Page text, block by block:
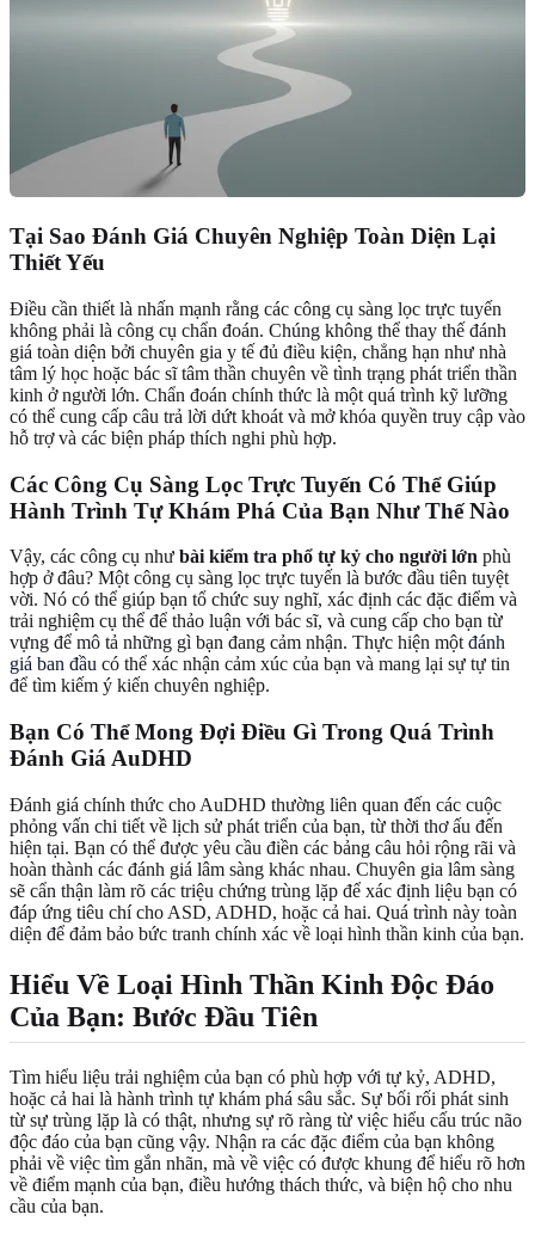
Tại Sao Đánh Giá Chuyên Nghiệp Toàn Diện Lại
Thiết Yếu
Điều cần thiết là nhấn mạnh rằng các công cụ sàng lọc trực tuyến
không phải là công cụ chẩn đoán. Chúng không thể thay thế đánh
giá toàn diện bởi chuyên gia y tế đủ điều kiện, chẳng hạn như nhà
tâm lý học hoặc bác sĩ tâm thần chuyên về tình trạng phát triển thần
kinh ở người lớn. Chẩn đoán chính thức là một quá trình kỹ lưỡng
có thể cung cấp câu trả lời dứt khoát và mở khóa quyền truy cập vào
hỗ trợ và các biện pháp thích nghi phù hợp.
Các Công Cụ Sàng Lọc Trực Tuyến Có Thể Giúp
Hành Trình Tự Khám Phá Của Bạn Như Thế Nào
Vậy, các công cụ như bài kiểm tra phổ tự kỷ cho người lớn phù
hợp ở đâu? Một công cụ sàng lọc trực tuyến là bước đầu tiên tuyệt
vời. Nó có thể giúp bạn tổ chức suy nghĩ, xác định các đặc điểm và
trải nghiệm cụ thể để thảo luận với bác sĩ, và cung cấp cho bạn từ
vựng để mô tả những gì bạn đang cảm nhận. Thực hiện mộtđánh
giá ban đầu có thể xác nhận cảm xúc của bạn và mang lại sự tự tin
để tìm kiếm ý kiến chuyên nghiệp.
Bạn Có Thể Mong Đợi Điều Gì Trong Quá Trình
Đánh Giá AuDHD
Đánh giá chính thức cho AuDHD thường liên quan đến các cuộc
phỏng vấn chi tiết về lịch sử phát triển của bạn, từ thời thơ ấu đến
hiện tại. Bạn có thể được yêu cầu điền các bảng câu hỏi rộng rãi và
hoàn thành các đánh giá lâm sàng khác nhau. Chuyên gia lâm sàng
sẽ cẩn thận làm rõ các triệu chứng trùng lặp để xác định liệu bạn có
đáp ứng tiêu chí cho ASD, ADHD, hoặc cả hai. Quá trình này toàn
diện để đảm bảo bức tranh chính xác về loại hình thần kinh của bạn.
Hiểu Về Loại Hình Thần Kinh Độc Đáo
Của Bạn: Bước Đầu Tiên
Tìm hiểu liệu trải nghiệm của bạn có phù hợp với tự kỷ, ADHD,
hoặc cả hai là hành trình tự khám phá sâu sắc. Sự bối rối phát sinh
từ sự trùng lặp là có thật, nhưng sự rõ ràng từ việc hiểu cấu trúc não
độc đáo của bạn cũng vậy. Nhận ra các đặc điểm của bạn không
phải về việc tìm gắn nhãn, mà về việc có được khung để hiểu rõ hơn
về điểm mạnh của bạn, điều hướng thách thức, và biện hộ cho nhu
cầu của bạn.